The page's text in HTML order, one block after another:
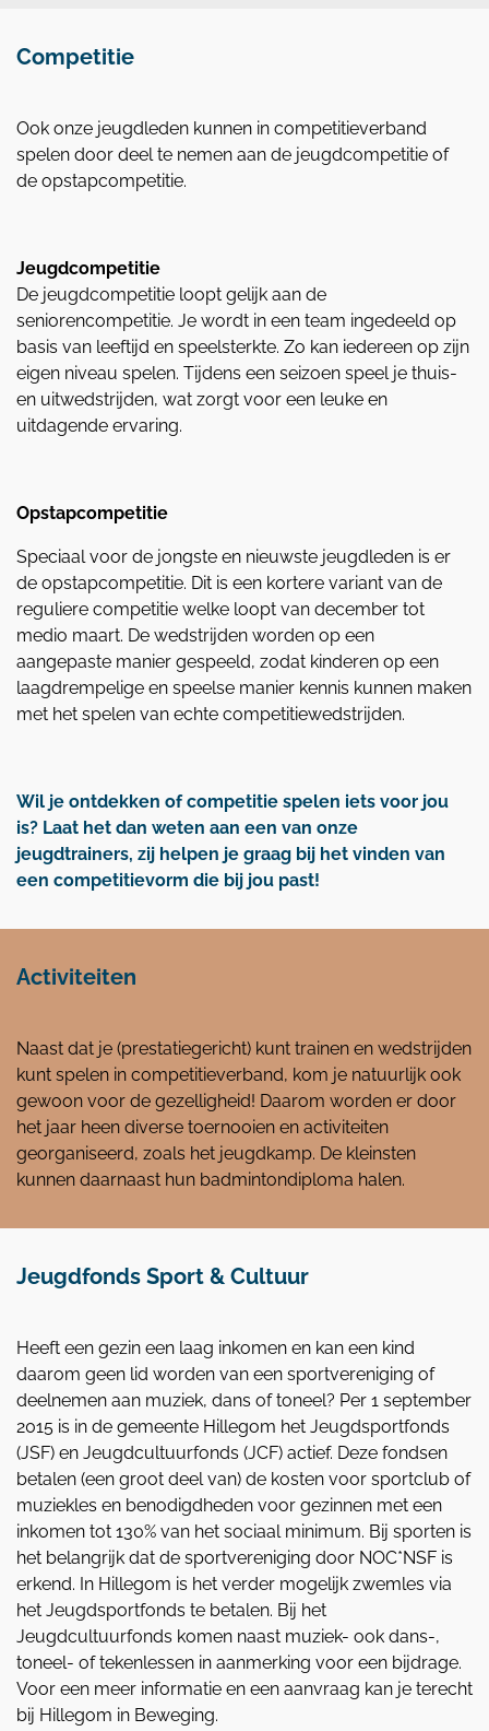
Competitie
Ook onze jeugdleden kunnen in competitieverband
spelen door deel te nemen aan de jeugdcompetitie of
de opstapcompetitie.
Jeugdcompetitie
De jeugdcompetitie loopt gelijk aan de
seniorencompetitie. Je wordt in een team ingedeeld op
basis van leeftijd en speelsterkte. Zo kan iedereen op zijn
eigen niveau spelen. Tijdens een seizoen speel je thuis-
en uitwedstrijden, wat zorgt voor een leuke en
uitdagende ervaring.
Opstapcompetitie
Speciaal voor de jongste en nieuwste jeugdleden is er
de opstapcompetitie. Dit is een kortere variant van de
reguliere competitie welke loopt van december tot
medio maart. De wedstrijden worden op een
aangepaste manier gespeeld, zodat kinderen op een
laagdrempelige en speelse manier kennis kunnen maken
met het spelen van echte competitiewedstrijden.
Wil je ontdekken of competitie spelen iets voor jou
is? Laat het dan weten aan een van onze
jeugdtrainers, zij helpen je graag bij het vinden van
een competitievorm die bij jou past!
Activiteiten
Naast dat je (prestatiegericht) kunt trainen en wedstrijden
kunt spelen in competitieverband, kom je natuurlijk ook
gewoon voor de gezelligheid! Daarom worden er door
het jaar heen diverse toernooien en activiteiten
georganiseerd, zoals het jeugdkamp. De kleinsten
kunnen daarnaast hun badmintondiploma halen.
Jeugdfonds Sport & Cultuur
Heeft een gezin een laag inkomen en kan een kind
daarom geen lid worden van een sportvereniging of
deelnemen aan muziek, dans of toneel? Per 1 september
2015 is in de gemeente Hillegom het Jeugdsportfonds
(JSF) en Jeugdcultuurfonds (JCF) actief. Deze fondsen
betalen (een groot deel van) de kosten voor sportclub of
muziekles en benodigdheden voor gezinnen met een
inkomen tot 130% van het sociaal minimum. Bij sporten is
het belangrijk dat de sportvereniging door NOC*NSF is
erkend. In Hillegom is het verder mogelijk zwemles via
het Jeugdsportfonds te betalen. Bij het
Jeugdcultuurfonds komen naast muziek- ook dans-,
toneel- of tekenlessen in aanmerking voor een bijdrage.
Voor een meer informatie en een aanvraag kan je terecht
bij Hillegom in Beweging.